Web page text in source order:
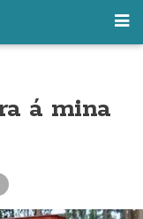
á mina